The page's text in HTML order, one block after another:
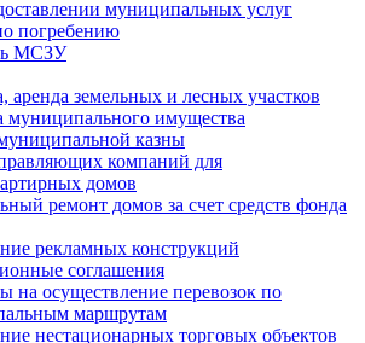
муниципальных услуг
погребению
МСЗУ
аренда земельных и лесных участков
муниципального имущества
казны
компаний для
домов
ремонт домов за счет средств фонда
рекламных конструкций
соглашения
на осуществление перевозок по
маршрутам
нестационарных торговых объектов